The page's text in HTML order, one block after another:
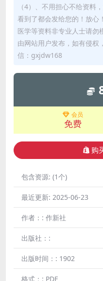
（4）、不用担心不给资料
看到了都会发给您的！放心
医学等资料非专业人士请勿
由网站用户发布，如有侵权
信：gxjdw168
会员
免费
购
包含资源: (1个)
最近更新: 2025-06-23
作者：: 作新社
出版社：:
出版时间：: 1902
格式：: PDF